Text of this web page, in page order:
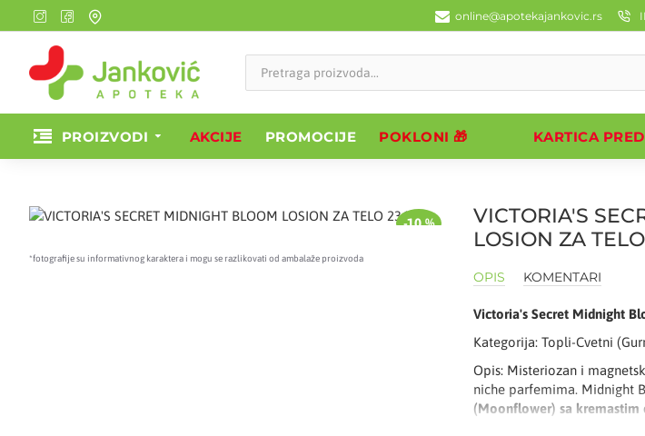
online@apotekajankovic.rs
PROIZVODI AKCIJE PROMOCIJE POKLONI 🎁 KARTICA
-10 %
*fotografije su informativnog karaktera i mogu se razlikovati od ambalaže proizvoda
VICTORIA'S
LOSION ZA
OPIS KOMENTARI
Victoria's Secret Midnight
Kategorija: Topli-Cvetni
Opis: Misteriozan i
niche parfemima. Midnight
(Moonflower) sa
Dubok, zavodljiv i savršen